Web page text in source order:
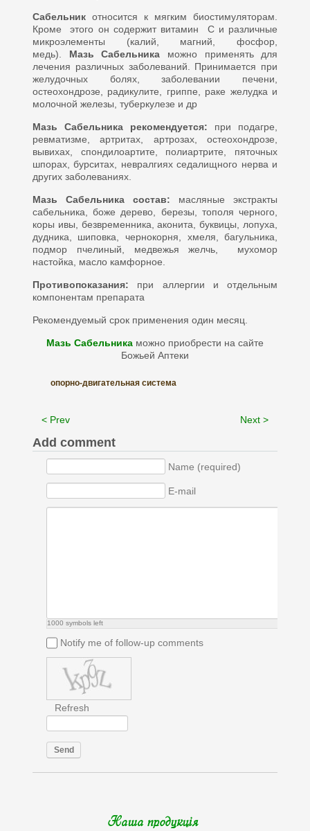
Сабельникотносится к мягким биостимуляторам.
Кроме этого он содержит витамин С и различные
микроэлементы (калий, магний, фосфор,
медь). Мазь Сабельника можно применять для
лечения различных заболеваний. Принимается при
желудочных болях, заболевании печени,
остеохондрозе, радикулите, гриппе, раке желудка и
молочной железы, туберкулезе и др
Мазь Сабельника рекомендуется: при подагре,
ревматизме, артритах, артрозах, остеохондрозе,
вывихах, спондилоартите, полиартрите, пяточных
шпорах, бурситах, невралгиях седалищного нерва и
других заболеваниях.
Мазь Сабельника состав: масляные экстракты
сабельника, боже дерево, березы, тополя черного,
коры ивы, безвременника, аконита, буквицы, лопуха,
дудника, шиповка, чернокорня, хмеля, багульника,
подмор пчелиный, медвежья желчь, мухомор
настойка, масло камфорное.
Противопоказания: при аллергии и отдельным
компонентам препарата
Рекомендуемый срок применения один месяц.
Мазь Сабельника можно приобрести на сайте
Божьей Аптеки
опорно-двигательная система
< Prev Next >
Add comment
Name (required)
E-mail
1000 symbols left
Notify me of follow-up comments
Refresh
Send
Наша продукція